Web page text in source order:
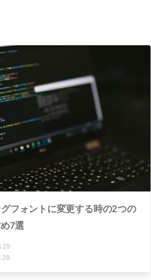
フォントに変更する時の2つの
7選